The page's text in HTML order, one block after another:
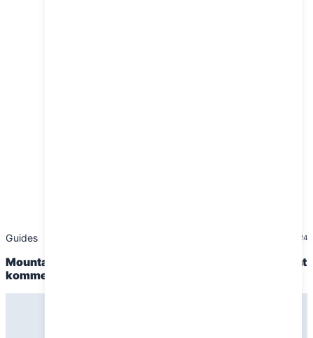
Guides 19. november 2024
Mountainbike for begyndere: Tips, ruter og udstyr til at
komme godt i gang